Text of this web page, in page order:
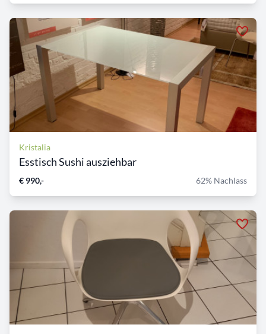
Kristalia
Esstisch Sushi ausziehbar
€ 990,- 62% Nachlass